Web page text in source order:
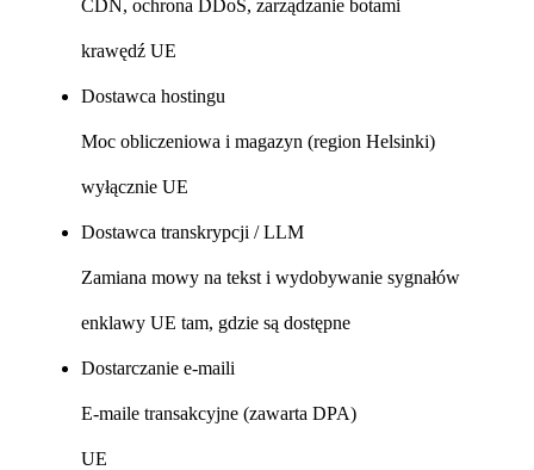
CDN, ochrona DDoS, zarządzanie botami
krawędź UE
Dostawca hostingu
Moc obliczeniowa i magazyn (region Helsinki)
wyłącznie UE
Dostawca transkrypcji / LLM
Zamiana mowy na tekst i wydobywanie sygnałów
enklawy UE tam, gdzie są dostępne
Dostarczanie e-maili
E-maile transakcyjne (zawarta DPA)
UE